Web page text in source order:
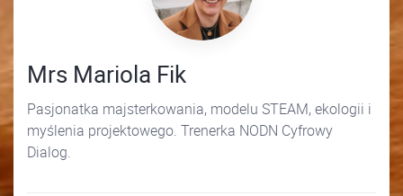
Mrs Mariola Fik
Pasjonatka majsterkowania, modelu STEAM, ekologii i
myślenia projektowego. Trenerka NODN Cyfrowy
Dialog.